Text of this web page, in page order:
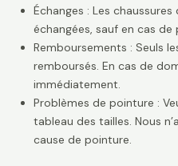
Échanges : Les
échangées, sauf en cas
Remboursements : Seuls
remboursés. En cas de
immédiatement.
Problèmes de pointure :
tableau des tailles. Nous
cause de pointure.